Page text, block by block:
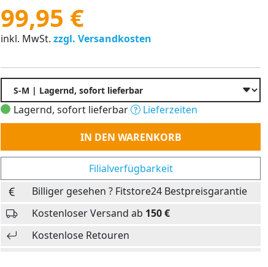
99,95 €
inkl. MwSt. zzgl. Versandkosten
Lagernd, sofort lieferbar
Lieferzeiten
Anzahl
IN DEN WARENKORB
Filialverfügbarkeit
Billiger gesehen ? Fitstore24 Bestpreisgarantie
Kostenloser Versand ab 150 €
Kostenlose Retouren